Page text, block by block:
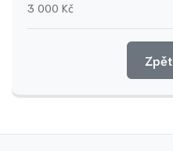
3 000 Kč
Zpět